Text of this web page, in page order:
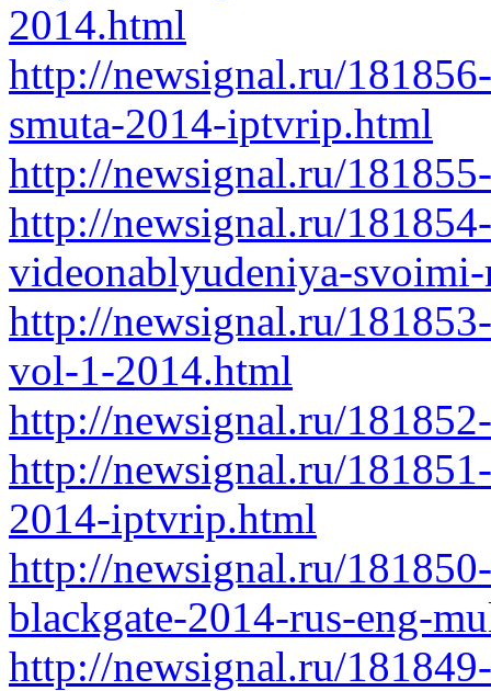
2014.html
http://newsignal.ru/
smuta-2014-iptvrip.html
http://newsignal.ru/
http://newsignal.ru/
videonablyudeniya-
http://newsignal.ru/
vol-1-2014.html
http://newsignal.ru/
http://newsignal.ru/
2014-iptvrip.html
http://newsignal.ru/
blackgate-2014-rus-eng-
http://newsignal.ru/